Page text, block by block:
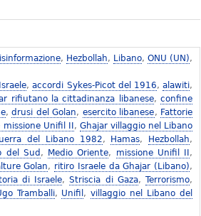
, Hezbollah, Libano, ONU (UN),
,accordi Sykes-Picot del 1916,alawiti,
rifiutano la cittadinanza libanese,confine
,drusi del Golan, esercito libanese, Fattorie
Unifil II , Ghajar villaggio nel Libano
del Libano 1982, Hamas, Hezbollah,
del Sud , Medio Oriente, missione Unifil II ,
Golan, ritiro Israele da Ghajar (Libano),
di Israele,Striscia di Gaza,Terrorismo,
Tramballi, Unifil ,villaggio nel Libano del